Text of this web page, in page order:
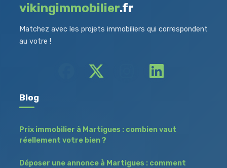
vikingimmobilier.fr
Matchez avec les projets immobiliers qui correspondent
au votre !
Blog
Prix immobilier à Martigues : combien vaut
réellement votre bien ?
Déposer une annonce à Martigues : comment